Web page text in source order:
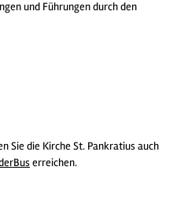
und Führungen durch den
Sie die Kirche St. Pankratius auch
erreichen.